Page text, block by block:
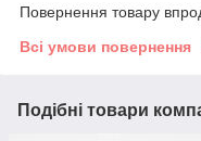
Повернення товару
Всі умови повернення
Подібні товари